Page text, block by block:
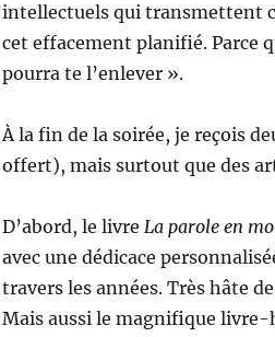
intellectuels qui transmettent
cet effacement planifié. Parce
pourra te l’enlever ».
À la fin de la soirée, je reçois
offert), mais surtout que des
D’abord, le livre La parole en
avec une dédicace
travers les années. Très hâte
Mais aussi le magnifique livre-